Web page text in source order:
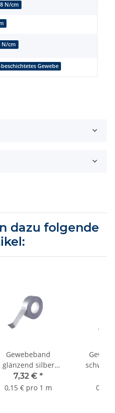
N/cm
N/cm
beschichtetes Gewebe
dazu folgende
Gewebeband
glänzend silber
50mmx50m Sorte
K372
7,32 € *
0,15 € pro 1 m
schwarz
0,19